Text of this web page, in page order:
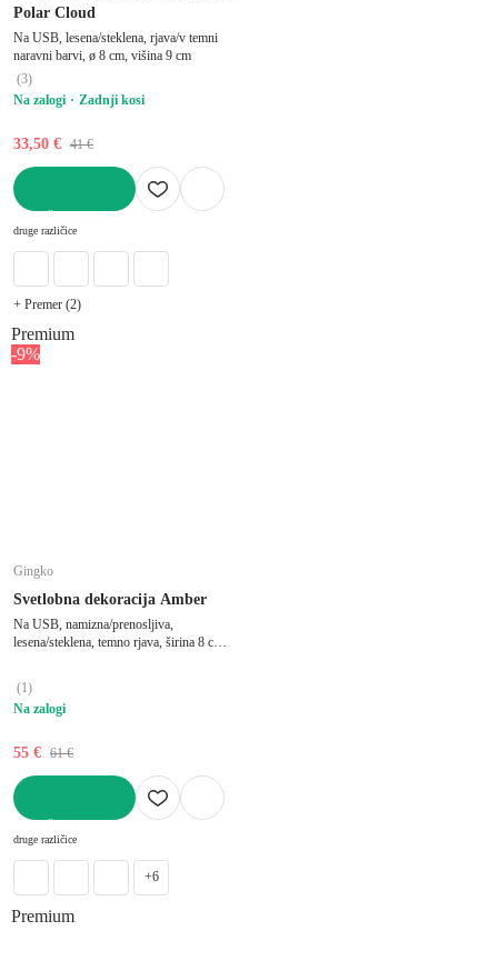
Polar Cloud
Na USB, lesena/steklena, rjava/v temni
naravni barvi, ø 8 cm, višina 9 cm
(3)
Na zalogi
Zadnji kosi
33,50 € 41 €
druge različice
+ Premer (2)
Premium
-9%
Gingko
Svetlobna dekoracija Amber
Na USB, namizna/prenosljiva,
lesena/steklena, temno rjava, širina 8 cm,
(1)
Na zalogi
55 € 61 €
druge različice
+6
Premium